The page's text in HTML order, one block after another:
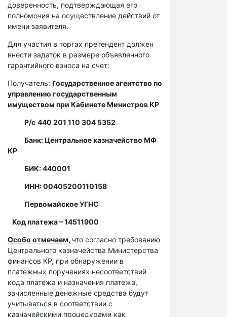
доверенность, подтверждающая его
полномочия на осуществление действий от
имени заявителя.
Для участия в торгах претендент должен
внести задаток в размере объявленного
гарантийного взноса на счет:
Получатель: Государственное агентство по
управлению государственным
имуществом при Кабинете Министров КР
Р/с 440 201 110 304 5352
Банк: Центральное казначейство МФ
КР
БИК: 440001
ИНН: 00405200110158
Первомайское УГНС
Код платежа – 14511900
Особо отмечаем, что согласно требованию
Центрального казначейства Министерства
финансов КР, при обнаружении в
платежных поручениях несоответствий
кода платежа и назначения платежа,
зачисленные денежные средства будут
учитываться в соответствии с
казначейскими процедурами как